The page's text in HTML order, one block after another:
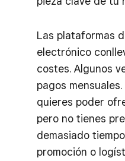
Las plataformas
electrónico
costes. Algunos
pagos
quieres poder
pero no tienes
demasiado
promoción o